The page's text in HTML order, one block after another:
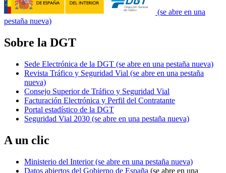
(se abre en una
pestaña nueva)
Sobre la DGT
Sede Electrónica de la DGT (se abre en una pestaña nueva)
Revista Tráfico y Seguridad Vial (se abre en una pestaña
nueva)
Consejo Superior de Tráfico y Seguridad Vial
Facturación Electrónica y Perfil del Contratante
Portal estadístico de la DGT
Seguridad Vial 2030 (se abre en una pestaña nueva)
A un clic
Ministerio del Interior(se abre en una pestaña nueva)
Datos abiertos del Gobierno de España (se abre en una